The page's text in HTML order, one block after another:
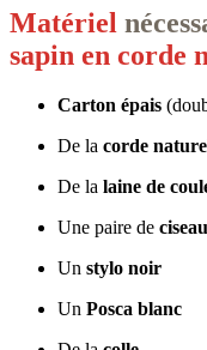
Matériel
sapin en corde
Carton épais
De la corde
De la laine de
Une paire de
Un stylo noir
Un Posca blanc